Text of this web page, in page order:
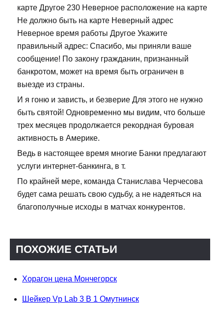
карте Другое 230 Неверное расположение на карте
Не должно быть на карте Неверный адрес
Неверное время работы Другое Укажите
правильный адрес: Спасибо, мы приняли ваше
сообщение! По закону гражданин, признанный
банкротом, может на время быть ограничен в
выезде из страны.
И я гоню и зависть, и безверие Для этого не нужно
быть святой! Одновременно мы видим, что больше
трех месяцев продолжается рекордная буровая
активность в Америке.
Ведь в настоящее время многие Банки предлагают
услуги интернет-банкинга, в т.
По крайней мере, команда Станислава Черчесова
будет сама решать свою судьбу, а не надеяться на
благополучные исходы в матчах конкурентов.
ПОХОЖИЕ СТАТЬИ
Хорагон цена Мончегорск
Шейкер Vp Lab 3 В 1 Омутнинск